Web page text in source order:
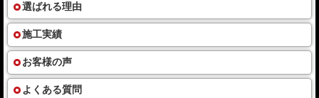
選ばれる理由
施工実績
お客様の声
よくある質問